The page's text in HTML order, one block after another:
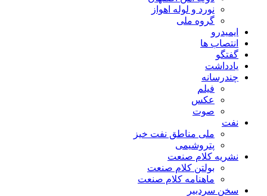
نورد و لوله اهواز
گروه ملی
ایمیدرو
انتصاب ها
گفتگو
یادداشت
چندرسانه
فیلم
عکس
صوت
نفت
ملی مناطق نفت خیز
پتروشیمی
نشریه کلام صنعت
بولتن کلام صنعت
ماهنامه کلام صنعت
سخن سردبیر